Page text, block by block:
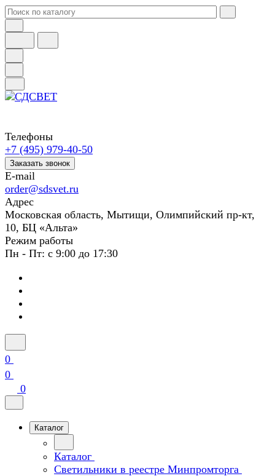
Телефоны
+7 (495) 979-40-50
Заказать звонок
E-mail
order@sdsvet.ru
Адрес
Московская область, Мытищи, Олимпийский пр-кт,
10, БЦ «Альта»
Режим работы
Пн - Пт: с 9:00 до 17:30
0
0
0
Каталог
Каталог
Светильники в реестре Минпромторга